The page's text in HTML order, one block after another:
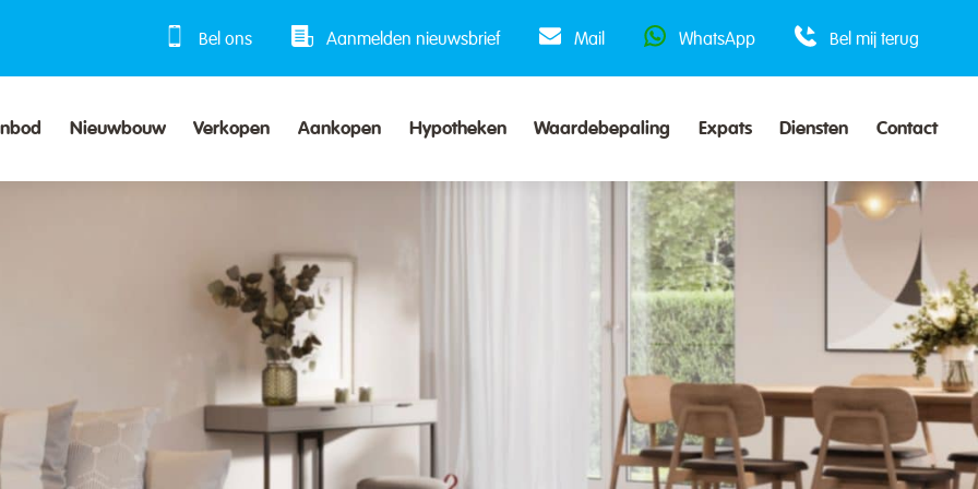
Bel ons Aanmelden nieuwsbrief Mail WhatsApp Bel mij terug
Nieuwbouw Verkopen Aankopen Hypotheken Waardebepaling Expats Diensten Contact